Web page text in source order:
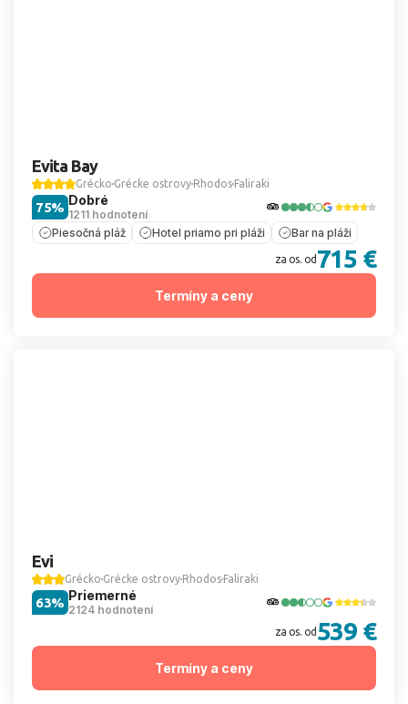
Evita Bay
Grécko Grécke ostrovy Rhodos Faliraki
Dobré
1211 hodnotení
75%
Piesočná pláž Hotel priamo pri pláži Bar na pláži
za os. od 715 €
Termíny a ceny
Evi
Grécko Grécke ostrovy Rhodos Faliraki
Priemerné
2124 hodnotení
63%
za os. od 539 €
Termíny a ceny